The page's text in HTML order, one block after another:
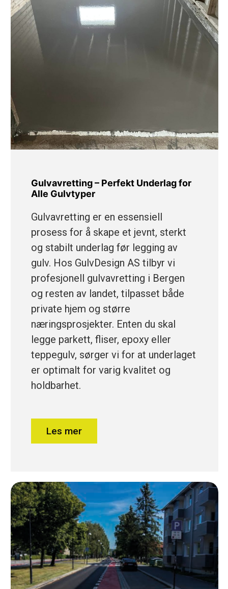
Gulvavretting – Perfekt Underlag for
Alle Gulvtyper
Gulvavretting er en essensiell
prosess for å skape et jevnt, sterkt
og stabilt underlag før legging av
gulv. Hos GulvDesign AS tilbyr vi
profesjonell gulvavretting i Bergen
og resten av landet, tilpasset både
private hjem og større
næringsprosjekter. Enten du skal
legge parkett, fliser, epoxy eller
teppegulv, sørger vi for at underlaget
er optimalt for varig kvalitet og
holdbarhet.
Les mer